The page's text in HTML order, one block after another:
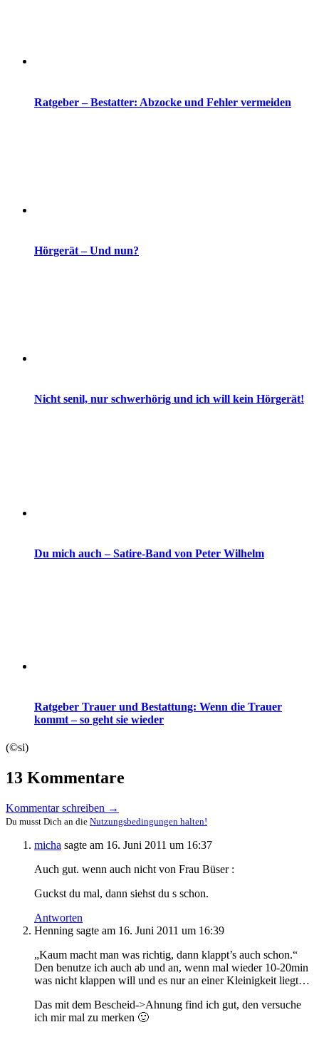
Ratgeber – Bestatter: Abzocke und Fehler vermeiden
Hörgerät – Und nun?
Nicht senil, nur schwerhörig und ich will kein Hörgerät!
Du mich auch – Satire-Band von Peter Wilhelm
Ratgeber Trauer und Bestattung: Wenn die Trauer
kommt – so geht sie wieder
(©si)
13 Kommentare
Kommentar schreiben →
Du musst Dich an die Nutzungsbedingungen halten!
micha sagte am 16. Juni 2011 um 16:37
Auch gut. wenn auch nicht von Frau Büser :
Guckst du mal, dann siehst du s schon.
Antworten
Henning sagte am 16. Juni 2011 um 16:39
„Kaum macht man was richtig, dann klappt’s auch schon.“
Den benutze ich auch ab und an, wenn mal wieder 10-20min
was nicht klappen will und es nur an einer Kleinigkeit liegt…
Das mit dem Bescheid->Ahnung find ich gut, den versuche
ich mir mal zu merken 🙂